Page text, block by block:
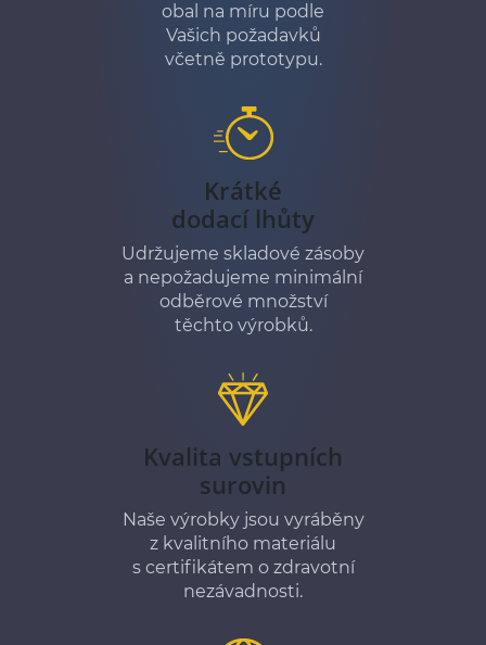
obal na míru podle
Vašich požadavků
včetně prototypu.
Krátké
dodací lhůty
Udržujeme skladové zásoby
a nepožadujeme minimální
odběrové množství
těchto výrobků.
Kvalita vstupních
surovin
Naše výrobky jsou vyráběny
z kvalitního materiálu
s certifikátem o zdravotní
nezávadnosti.